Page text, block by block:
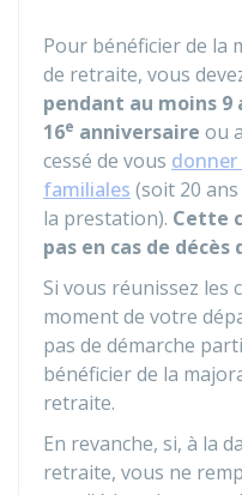
Pour bénéficier de la
de retraite, vous
pendant au moins 9
16e anniversaire ou
cessé de vous
familiales (soit 20
la prestation). Cette
pas en cas de
Si vous réunissez les
moment de votre
pas de démarche
bénéficier de la
retraite.
En revanche, si, à la
retraite, vous ne